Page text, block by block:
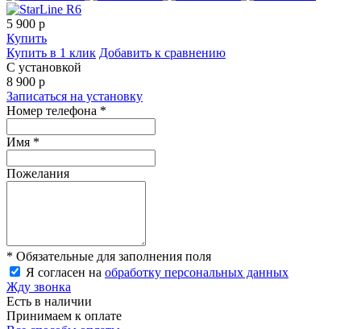
5 900 p
Купить
Купить в 1 клик Добавить к сравнению
С установкой
8 900 p
Записаться на установку
Номер телефона *
Имя *
Пожелания
* Обязательные для заполнения поля
Я согласен на обработку персональных данных
Жду звонка
Есть в наличии
Принимаем к оплате